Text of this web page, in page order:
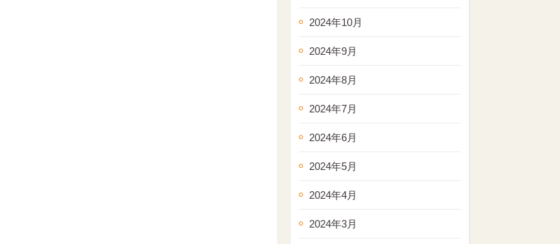
2024年10月
2024年9月
2024年8月
2024年7月
2024年6月
2024年5月
2024年4月
2024年3月